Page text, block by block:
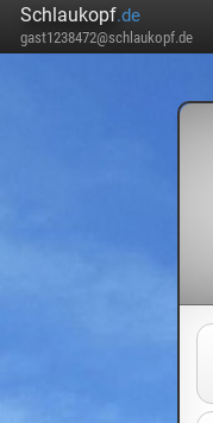
Schlaukopf.de
gast1238472@schlaukopf.de